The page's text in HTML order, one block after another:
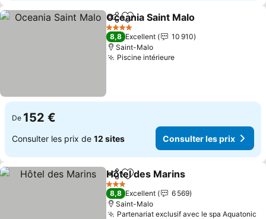
PartagerAjouter à mes favoris
Oceania Saint Malo
4 Étoiles
8,8 Excellent
10 910
Saint-Malo
Piscine intérieureConsulter les prix
De 152 €
Consulter les prix de 12 sites Consulter les prix
PartagerAjouter à mes favoris
Hôtel des Marins
3 Étoiles
8,8 Excellent
6 569
Saint-Malo
Partenariat exclusif avec le spa Aquatonic